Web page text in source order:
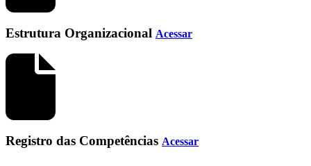
Estrutura Organizacional Acessar
Registro das Competências Acessar